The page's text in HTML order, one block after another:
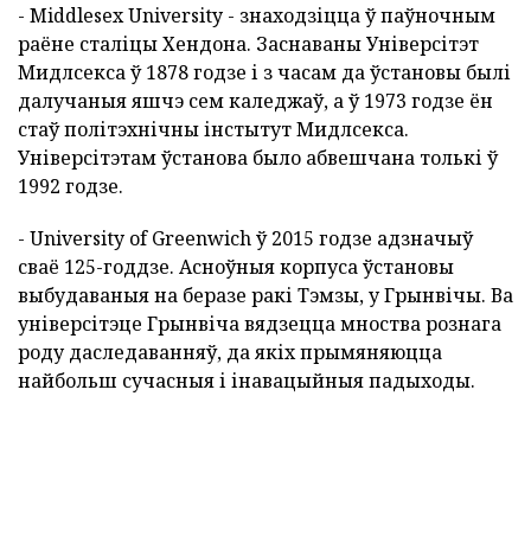
- Middlesex University - знаходзіцца ў паўночным
раёне сталіцы Хендона. Заснаваны Універсітэт
Мидлсекса ў 1878 годзе і з часам да ўстановы былі
далучаныя яшчэ сем каледжаў, а ў 1973 годзе ён
стаў політэхнічны інстытут Мидлсекса.
Універсітэтам ўстанова было абвешчана толькі ў
1992 годзе.
- University of Greenwich ў 2015 годзе адзначыў
сваё 125-годдзе. Асноўныя корпуса ўстановы
выбудаваныя на беразе ракі Тэмзы, у Грынвічы. Ва
універсітэце Грынвіча вядзецца мноства рознага
роду даследаванняў, да якіх прымяняюцца
найбольш сучасныя і інавацыйныя падыходы.